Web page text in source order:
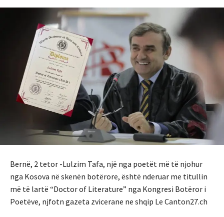
Bernë, 2 tetor -Lulzim Tafa, një nga poetët më të njohur
nga Kosova në skenën botërore, është nderuar me titullin
më të lartë “Doctor of Literature” nga Kongresi Botëror i
Poetëve, njfotn gazeta zvicerane ne shqip Le Canton27.ch